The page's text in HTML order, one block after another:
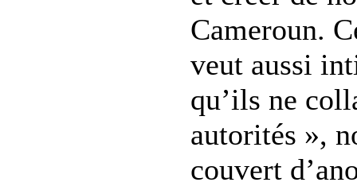
Cameroun.
veut aussi
qu’ils ne
autorités »,
couvert